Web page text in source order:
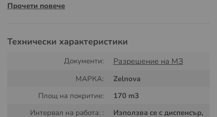
Пълнител ZZ Coopermatic може да се използва ръчно
да се използва заедно с електронен диспенсър, който
впръсква ZZ Coopermatic препарат против мухи, оси,
комари, винарки на различни интервали от време. По
обработка против летящи насекоми с високо качество.
Инсектицида се предлага като резервен пълнител за
диспенсър и вкомплект с машинка и пълнител.
Прочети повече
Технически характеристики
Документи: Разрешение на МЗ
МАРКА:
Zelnova
Площ на покритие:
170 m3
Интервал на работа: :
Използва се с диспенсър,